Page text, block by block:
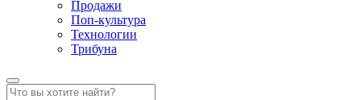
Продажи
Поп-культура
Технологии
Трибуна